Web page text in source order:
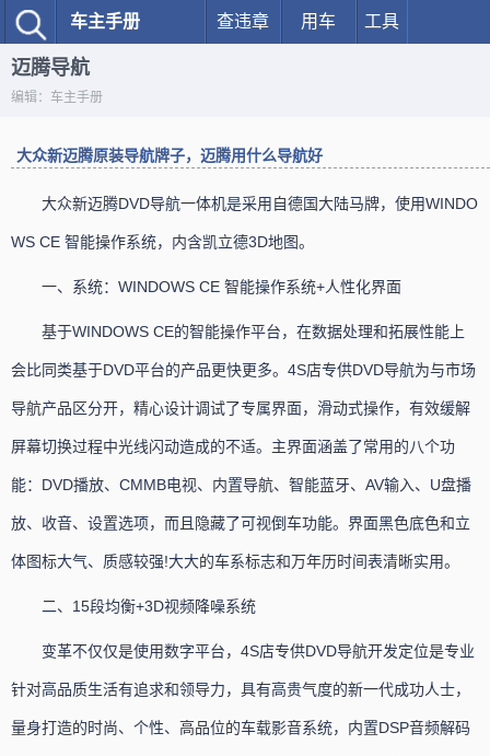
车主手册 查违章 用车 工具
迈腾导航
编辑：车主手册
大众新迈腾原装导航牌子，迈腾用什么导航好
大众新迈腾DVD导航一体机是采用自德国大陆马牌，使用WINDO
WS CE 智能操作系统，内含凯立德3D地图。
一、系统：WINDOWS CE 智能操作系统+人性化界面
基于WINDOWS CE的智能操作平台，在数据处理和拓展性能上
会比同类基于DVD平台的产品更快更多。4S店专供DVD导航为与市场
导航产品区分开，精心设计调试了专属界面，滑动式操作，有效缓解
屏幕切换过程中光线闪动造成的不适。主界面涵盖了常用的八个功
能：DVD播放、CMMB电视、内置导航、智能蓝牙、AV输入、U盘播
放、收音、设置选项，而且隐藏了可视倒车功能。界面黑色底色和立
体图标大气、质感较强!大大的车系标志和万年历时间表清晰实用。
二、15段均衡+3D视频降噪系统
变革不仅仅是使用数字平台，4S店专供DVD导航开发定位是专业
针对高品质生活有追求和领导力，具有高贵气度的新一代成功人士，
量身打造的时尚、个性、高品位的车载影音系统，内置DSP音频解码